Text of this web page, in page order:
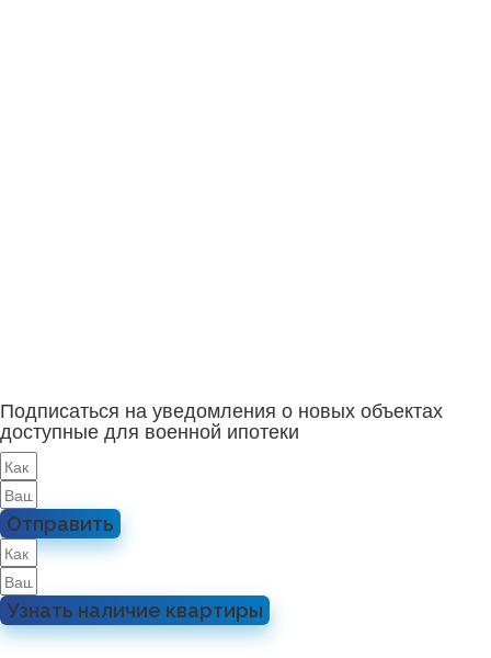
Подписаться на уведомления о новых объектах
доступные для военной ипотеки
Отправить
Узнать наличие квартиры